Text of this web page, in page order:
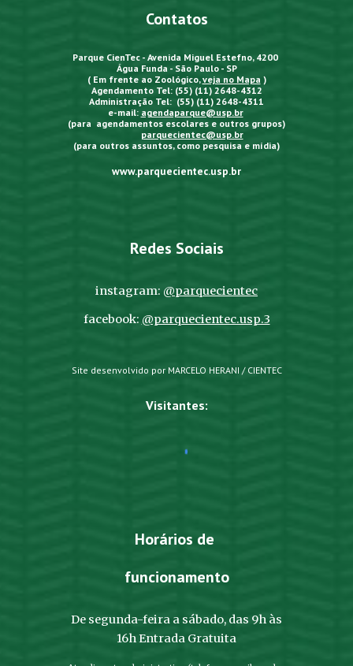
Contatos
Parque CienTec - Avenida Miguel Estefno, 4200
Água Funda - São Paulo - SP
( Em frente ao Zoológico,veja no Mapa )
Agendamento Tel: (55) (11) 2648-4312
Administração Tel: (55) (11) 2648-4311
e-mail: agendaparque@usp.br
(para agendamentos escolares e outros grupos)
parquecientec@usp.br
(para outros assuntos, como pesquisa e mídia)
www.parquecientec.usp.br
Redes Sociais
instagram: @parquecientec
facebook: @parquecientec.usp.3
Site desenvolvido por MARCELO HERANI / CIENTEC
Visitantes:
Horários de
funcionamento
De segunda-feira a sábado, das 9h às
16h Entrada Gratuita